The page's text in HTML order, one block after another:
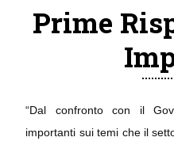
Prime
“Dal confronto con il
importanti sui temi che il